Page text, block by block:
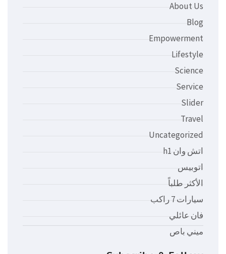
About Us
Blog
Empowerment
Lifestyle
Science
Service
Slider
Travel
Uncategorized
اتش وان h1
اتوبيس
الأكثر طلباً
سيارات 7 راكب
فان عائلي
ميني باص